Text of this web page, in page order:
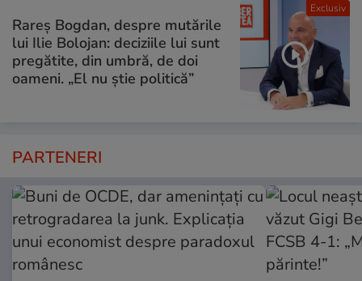
Exclusiv
Rareș Bogdan, despre mutările
lui Ilie Bolojan: deciziile lui sunt
pregătite, din umbră, de doi
oameni. „El nu știe politică”
PARTENERI